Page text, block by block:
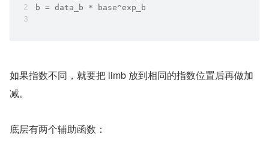
b = data_b * base^exp_b
如果指数不同，就要把 limb 放到相同的指数位置后再做加
减。
底层有两个辅助函数：